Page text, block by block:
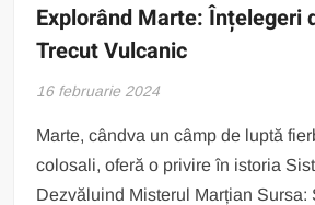
Explorând Marte: Înțelegeri
Trecut Vulcanic
16 februarie 2024
Marte, cândva un câmp de luptă
colosali, oferă o privire în istoria
Dezvăluind Misterul Marțian Sursa: